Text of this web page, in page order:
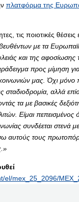
πλατφόρμα της
τις ποιοτικές θέσεις
με τα
και της αφοσίωσης
προς μίμηση
κοινωνιών μας. Όχι
σταδιοδρομία, αλλά
τα με βασικές
Είμαι πεπεισμένος
συνδέεται στενά
αυτούς τους
el/mex_25_2096/